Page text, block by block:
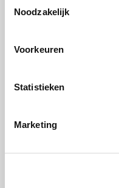
Noodzakelijk
Voorkeuren
Statistieken
Marketing